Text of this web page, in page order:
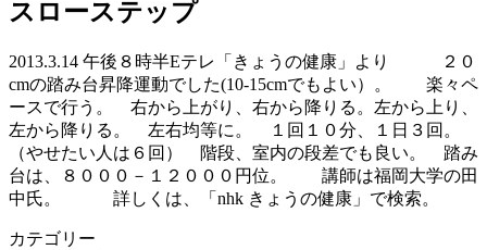
スローステップ
2013.3.14 午後８時半Eテレ「きょうの健康」より ２０
cmの踏み台昇降運動でした(10-15cmでもよい）。 楽々ペ
ースで行う。 右から上がり、右から降りる。左から上り、
左から降りる。 左右均等に。 １回１０分、１日３回。
（やせたい人は６回） 階段、室内の段差でも良い。 踏み
台は、８０００－１２０００円位。 講師は福岡大学の田
中氏。 詳しくは、「nhk きょうの健康」で検索。
カテゴリー